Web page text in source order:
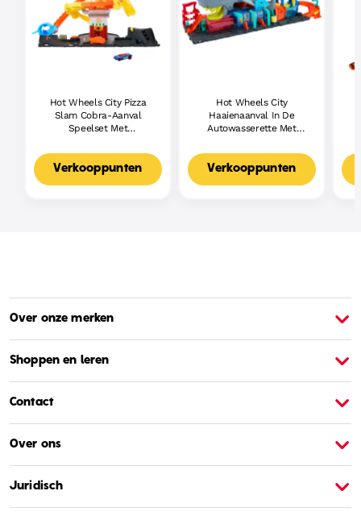
Hot Wheels City Pizza
Slam Cobra-Aanval
Speelset Met
Van 1:64
Verkooppunten
Hot Wheels City
Haaienaanval In De
Autowasserette Met
Kleurverrassing Op Een
Schaal Van 1:64
Verkooppunten
Over onze merken
Shoppen en leren
Contact
Over ons
Juridisch